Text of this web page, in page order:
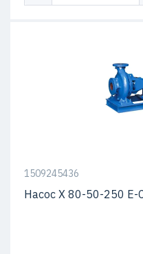
1509245436
Насос Х 80-50-250 Е-